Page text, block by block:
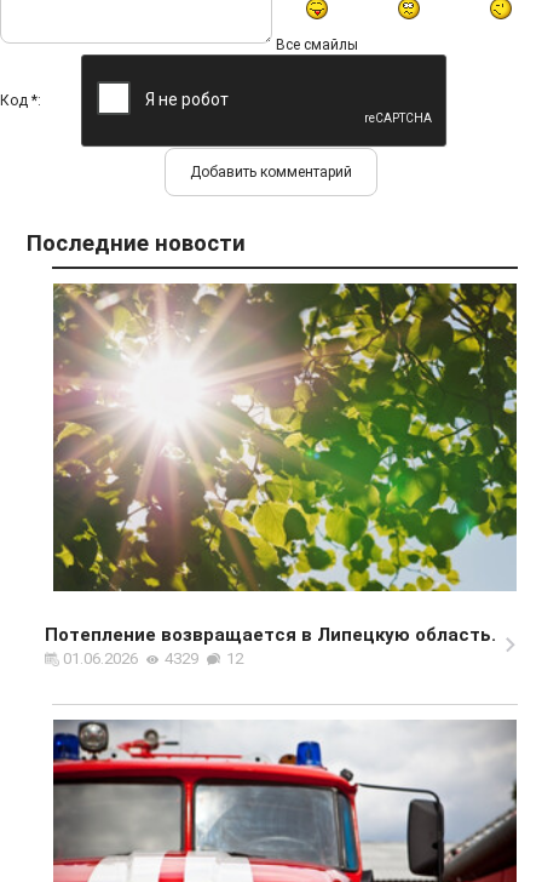
Все смайлы
Код *:
Последние новости
Потепление возвращается в Липецкую область.
01.06.2026 4329 12